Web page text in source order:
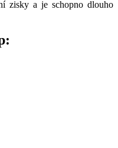
zisky a je schopno dlouho